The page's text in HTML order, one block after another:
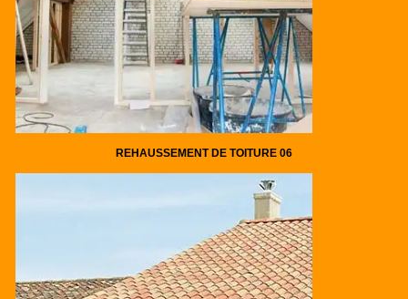
REHAUSSEMENT DE TOITURE 06